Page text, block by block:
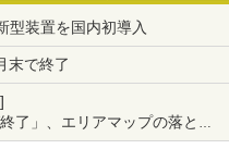
型装置を国内初導入
末で終了
了」、エリアマップの落とし